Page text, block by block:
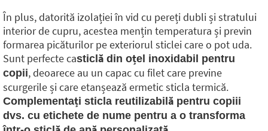
În plus, datorită izolației în vid cu pereți dubli și stratului
interior de cupru, acestea mențin temperatura și previn
formarea picăturilor pe exteriorul sticlei care o pot uda.
Sunt perfecte casticlă din oțel inoxidabil pentru
copii, deoarece au un capac cu filet care previne
scurgerile și care etanșează ermetic sticla termică.
Complementați sticla reutilizabilă pentru copiii
dvs. cu etichete de nume pentru a o transforma